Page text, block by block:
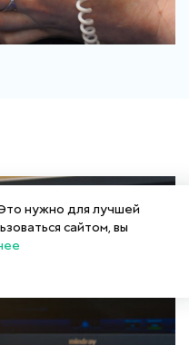
нужно для лучшей
сайтом, вы